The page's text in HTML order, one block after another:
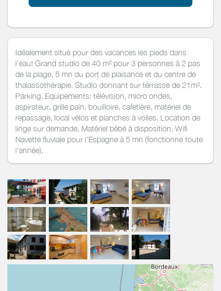
Idéalement situé pour des vacances les pieds dans
l'eau! Grand studio de 40 m² pour 3 personnes à 2 pas
de la plage, 5 mn du port de plaisance et du centre de
thalassothérapie. Studio donnant sur terrasse de 21m².
Parking. Equipements: télévision, micro ondes,
aspirateur, grille pain, bouilloire, cafetière, matériel de
repassage, local vélos et planches à voiles. Location de
linge sur demande. Matériel bébé à disposition. Wifi
Navette fluviale pour l'Espagne à 5 mn (fonctionne toute
l'année).